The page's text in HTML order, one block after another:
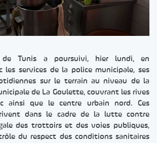
de Tunis a poursuivi, hier lundi, en
les services de la police municipale, ses
sur le terrain au niveau de la
de La Goulette, couvrant les rives
ainsi que le centre urbain nord. Ces
dans le cadre de la lutte contre
des trottoirs et des voies publiques,
du respect des conditions sanitaires